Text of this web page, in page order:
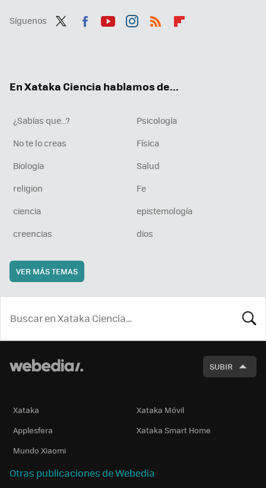
Síguenos
En Xataka Ciencia hablamos de...
¿Sabías que...?
Psicología
No te lo creas
Física
Biología
Salud
religion
Fe
ciencia
epistemología
creencias
dios
VER MÁS TEMAS
SUBIR
Xataka
Xataka Móvil
Applesfera
Xataka Smart Home
Mundo Xiaomi
Otras publicaciones de Webedia